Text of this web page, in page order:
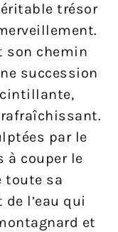
trésor
son chemin
succession
par le
à couper le
toute sa
l’eau qui
et